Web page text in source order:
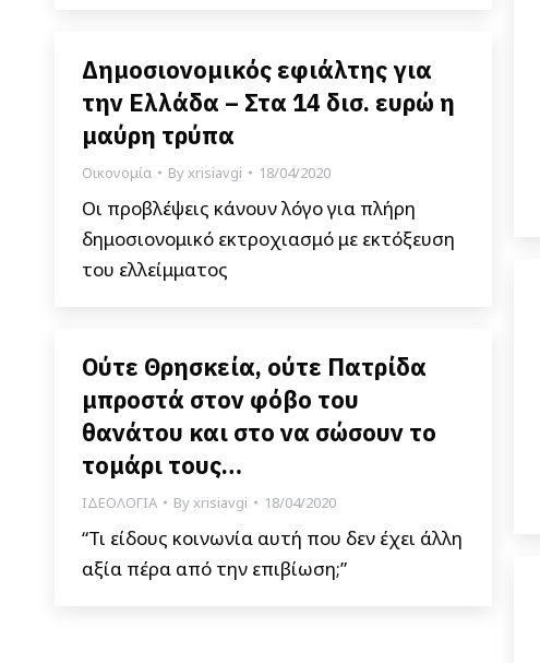
Δημοσιονομικός εφιάλτης για
την Ελλάδα – Στα 14 δισ. ευρώ η
μαύρη τρύπα
Οικονομία Byxrisiavgi 18/04/2020
Οι προβλέψεις κάνουν λόγο για πλήρη
δημοσιονομικό εκτροχιασμό με εκτόξευση
του ελλείμματος
Ούτε Θρησκεία, ούτε Πατρίδα
μπροστά στον φόβο του
θανάτου και στο να σώσουν το
τομάρι τους…
ΙΔΕΟΛΟΓΙΑ Byxrisiavgi 18/04/2020
“Τι είδους κοινωνία αυτή που δεν έχει άλλη
αξία πέρα από την επιβίωση;”